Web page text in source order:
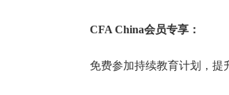
CFA China会员专享：
免费参加持续教育计划，提